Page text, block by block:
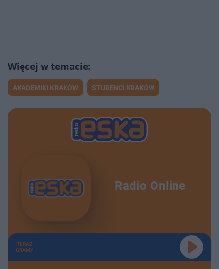
AKADEMIKI KRAKÓW STUDENCI KRAKÓW
Radio Online
TERAZ
GRAMY